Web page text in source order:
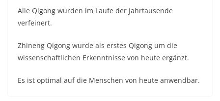
Alle Qigong wurden im Laufe der Jahrtausende
verfeinert.
Zhineng Qigong wurde als erstes Qigong um die
wissenschaftlichen Erkenntnisse von heute ergänzt.
Es ist optimal auf die Menschen von heute anwendbar.